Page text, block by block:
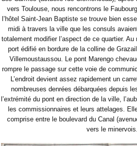
vers Toulouse, nous rencontrons le
l’hôtel Saint-Jean Baptiste se trouve bien
midi à travers la ville que les consuls
totalement modifier l’aspect de ce quartier.
port édifié en bordure de la colline de
Villemoustaussou. Le pont Marengo
rompre le passage sur cette voie de
L’endroit devient assez rapidement un
nombreuses denrées débarquées depuis
l’extrémité du pont en direction de la ville,
les commissionnaires et leurs attelages.
comprise entre le boulevard du Canal
vers le minervois.